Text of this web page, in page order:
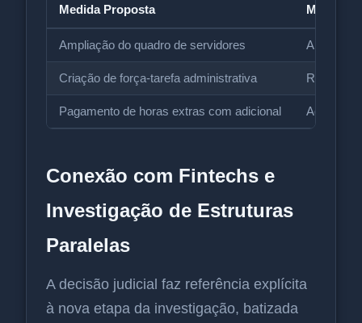
Medida Proposta Meta /
Ampliação do quadro de servidores Aprovada
Criação de força-tarefa administrativa Redução
Pagamento de horas extras com adicional Adicional
Conexão com Fintechs e
Investigação de Estruturas
Paralelas
A decisão judicial faz referência explícita
à nova etapa da investigação, batizada